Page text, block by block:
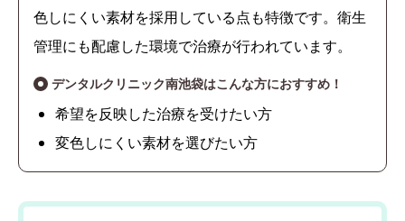
色しにくい素材を採用している点も特徴です。衛生
管理にも配慮した環境で治療が行われています。
デンタルクリニック南池袋はこんな方におすすめ！
希望を反映した治療を受けたい方
変色しにくい素材を選びたい方